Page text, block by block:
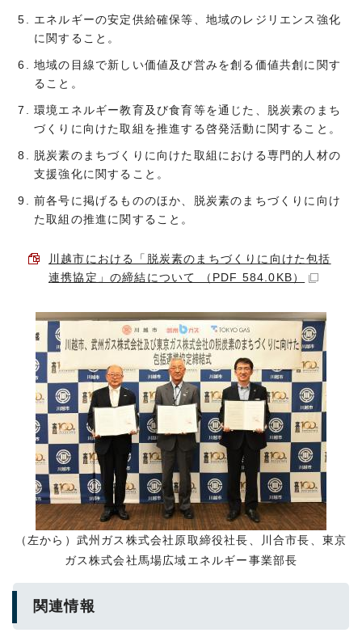
エネルギーの安定供給確保等、地域のレジリエンス強化
に関すること。
地域の目線で新しい価値及び営みを創る価値共創に関す
ること。
環境エネルギー教育及び食育等を通じた、脱炭素のまち
づくりに向けた取組を推進する啓発活動に関すること。
脱炭素のまちづくりに向けた取組における専門的人材の
支援強化に関すること。
前各号に掲げるもののほか、脱炭素のまちづくりに向け
た取組の推進に関すること。
川越市における「脱炭素のまちづくりに向けた包括
連携協定」の締結について （PDF 584.0KB）
（左から）武州ガス株式会社原取締役社長、川合市長、東京
ガス株式会社馬場広域エネルギー事業部長
関連情報